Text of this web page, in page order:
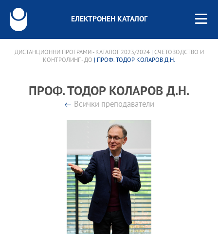
ЕЛЕКТРОНЕН КАТАЛОГ
ДИСТАНЦИОННИ ПРОГРАМИ - КАТАЛОГ 2023/2024| СЧЕТОВОДСТВО И
КОНТРОЛИНГ - ДО | ПРОФ. ТОДОР КОЛАРОВ Д.Н.
ПРОФ. ТОДОР КОЛАРОВ Д.Н.
Всички преподаватели